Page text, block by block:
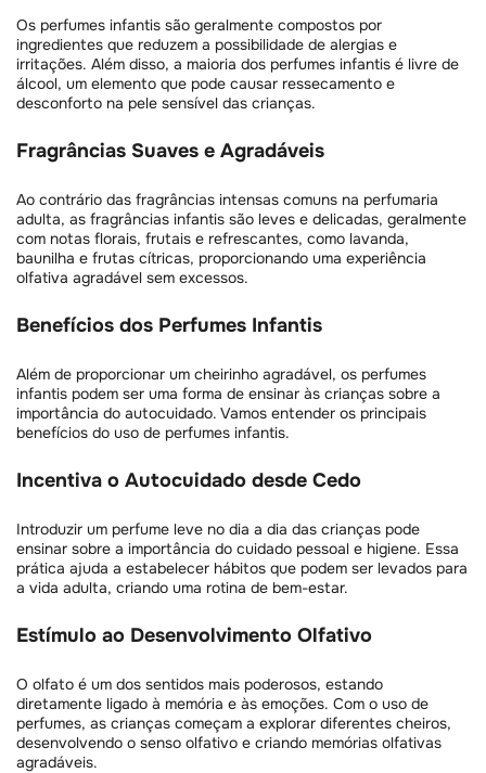
Os perfumes infantis são geralmente compostos por
ingredientes que reduzem a possibilidade de alergias e
irritações. Além disso, a maioria dos perfumes infantis é livre de
álcool, um elemento que pode causar ressecamento e
desconforto na pele sensível das crianças.
Fragrâncias Suaves e Agradáveis
Ao contrário das fragrâncias intensas comuns na perfumaria
adulta, as fragrâncias infantis são leves e delicadas, geralmente
com notas florais, frutais e refrescantes, como lavanda,
baunilha e frutas cítricas, proporcionando uma experiência
olfativa agradável sem excessos.
Benefícios dos Perfumes Infantis
Além de proporcionar um cheirinho agradável, os perfumes
infantis podem ser uma forma de ensinar às crianças sobre a
importância do autocuidado. Vamos entender os principais
benefícios do uso de perfumes infantis.
Incentiva o Autocuidado desde Cedo
Introduzir um perfume leve no dia a dia das crianças pode
ensinar sobre a importância do cuidado pessoal e higiene. Essa
prática ajuda a estabelecer hábitos que podem ser levados para
a vida adulta, criando uma rotina de bem-estar.
Estímulo ao Desenvolvimento Olfativo
O olfato é um dos sentidos mais poderosos, estando
diretamente ligado à memória e às emoções. Com o uso de
perfumes, as crianças começam a explorar diferentes cheiros,
desenvolvendo o senso olfativo e criando memórias olfativas
agradáveis.